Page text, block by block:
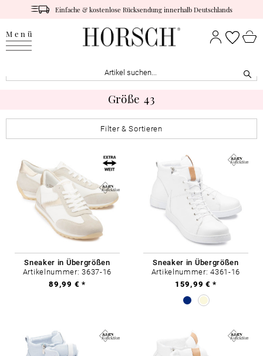
Einfache & kostenlose Rücksendung innerhalb Deutschlands
Menü
Größe 43
Filter & Sortieren
Sneaker in Übergrößen
Artikelnummer: 3637-16
89,99 € *
Sneaker in Übergrößen
Artikelnummer: 4361-16
159,99 € *